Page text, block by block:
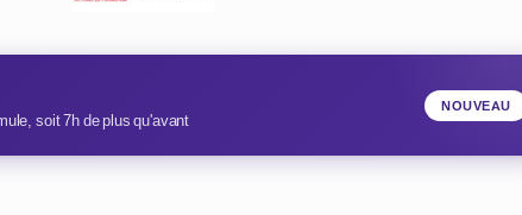
soit 7h de plus qu'avant
NOUVEAU